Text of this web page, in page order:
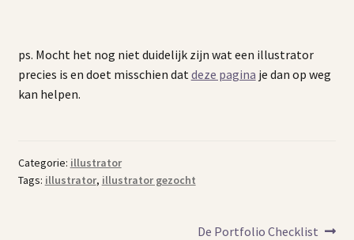
ps. Mocht het nog niet duidelijk zijn wat een illustrator
precies is en doet misschien datdeze pagina je dan op weg
kan helpen.
Categorie: illustrator
Tags: illustrator, illustrator gezocht
Volgend
De Portfolio Checklist